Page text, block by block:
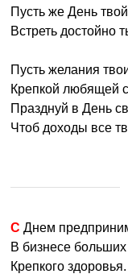
Пусть же День
Встреть достойно
Пусть желания
Крепкой любящей
Празднуй в День
Чтоб доходы все
С Днем
В бизнесе
Крепкого